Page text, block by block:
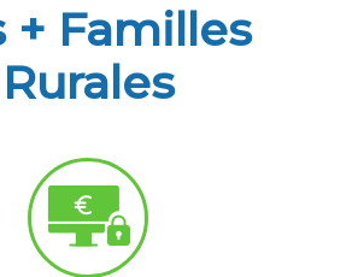
+ Familles
Rurales